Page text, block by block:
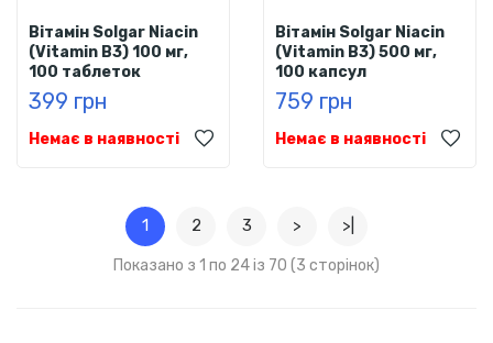
Вітамін Solgar Niacin
(Vitamin B3) 100 мг,
100 таблеток
399 грн
Немає в наявності
Вітамін Solgar Niacin
(Vitamin B3) 500 мг,
100 капсул
759 грн
Немає в наявності
1 2 3 > >|
Показано з 1 по 24 із 70 (3 сторінок)